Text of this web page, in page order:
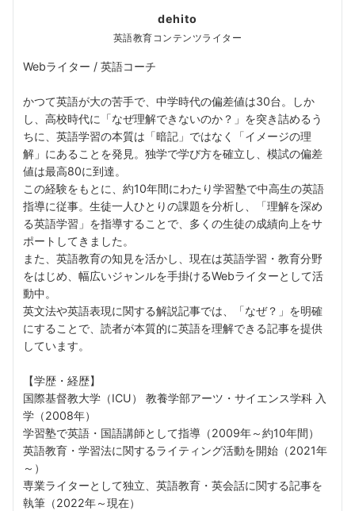
dehito
英語教育コンテンツライター
Webライター / 英語コーチ
かつて英語が大の苦手で、中学時代の偏差値は30台。しか
し、高校時代に「なぜ理解できないのか？」を突き詰めるう
ちに、英語学習の本質は「暗記」ではなく「イメージの理
解」にあることを発見。独学で学び方を確立し、模試の偏差
値は最高80に到達。
この経験をもとに、約10年間にわたり学習塾で中高生の英語
指導に従事。生徒一人ひとりの課題を分析し、「理解を深め
る英語学習」を指導することで、多くの生徒の成績向上をサ
ポートしてきました。
また、英語教育の知見を活かし、現在は英語学習・教育分野
をはじめ、幅広いジャンルを手掛けるWebライターとして活
動中。
英文法や英語表現に関する解説記事では、「なぜ？」を明確
にすることで、読者が本質的に英語を理解できる記事を提供
しています。
【学歴・経歴】
国際基督教大学（ICU） 教養学部アーツ・サイエンス学科 入
学（2008年）
学習塾で英語・国語講師として指導（2009年～約10年間）
英語教育・学習法に関するライティング活動を開始（2021年
～）
専業ライターとして独立、英語教育・英会話に関する記事を
執筆（2022年～現在）